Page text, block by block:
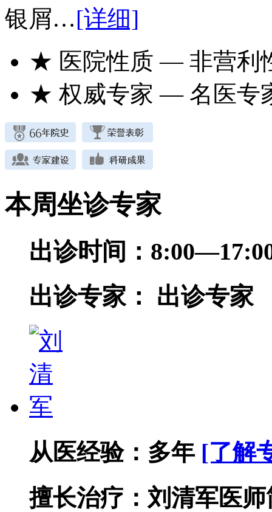
银屑…[详细]
★ 医院性质— 非营利
★ 权威专家— 名医专
本周坐诊专家
出诊时间：
出诊专家：
出诊专家
从医经验： 多年 [了解
擅长治疗： 刘清军医